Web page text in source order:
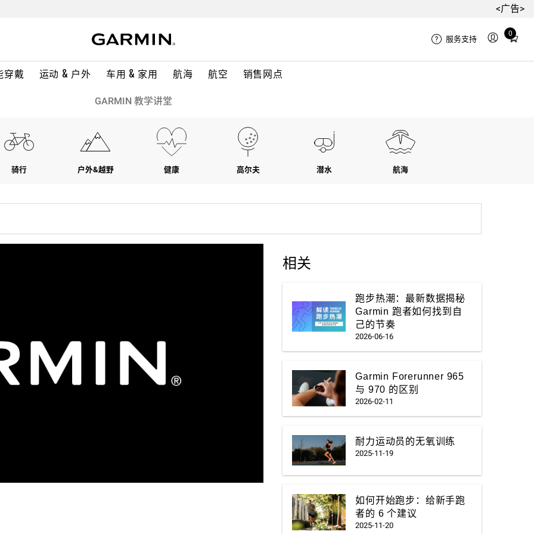
<广告>
穿戴 运动 & 户外 车用 & 家用 航海 航空 销售网点
服务支持
0
Total
in
GARMIN 教学讲堂
骑行 户外&越野 健康 高尔夫 潜水 航海
相关
跑步热潮：最新数据揭秘
Garmin 跑者如何找到自
己的节奏
2026-06-16
Garmin Forerunner 965
与 970 的区别
2026-02-11
耐力运动员的无氧训练
2025-11-19
如何开始跑步：给新手跑
者的 6 个建议
2025-11-20